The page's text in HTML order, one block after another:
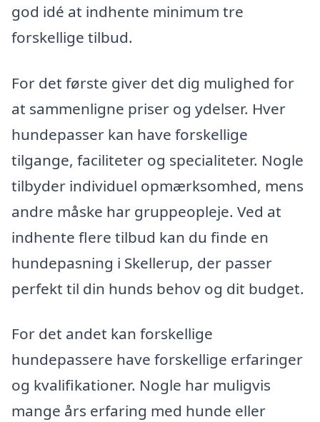
god idé at indhente minimum tre
forskellige tilbud.
For det første giver det dig mulighed for
at sammenligne priser og ydelser. Hver
hundepasser kan have forskellige
tilgange, faciliteter og specialiteter. Nogle
tilbyder individuel opmærksomhed, mens
andre måske har gruppeopleje. Ved at
indhente flere tilbud kan du finde en
hundepasning i Skellerup, der passer
perfekt til din hunds behov og dit budget.
For det andet kan forskellige
hundepassere have forskellige erfaringer
og kvalifikationer. Nogle har muligvis
mange års erfaring med hunde eller